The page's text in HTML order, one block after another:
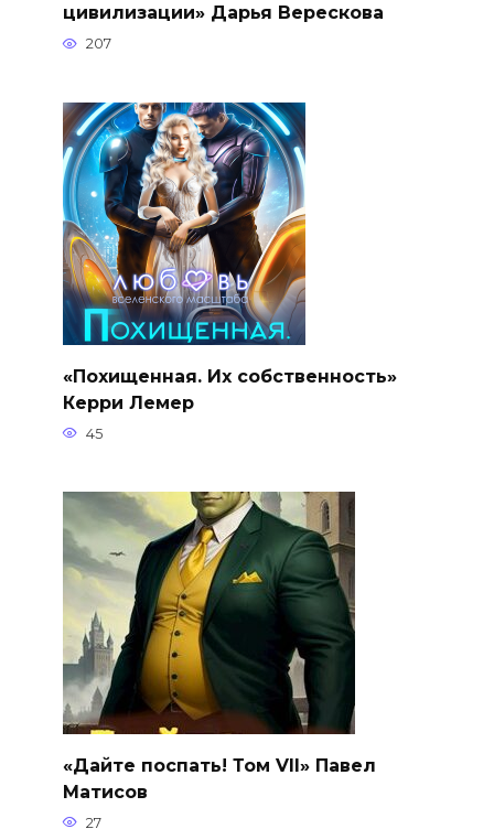
цивилизации» Дарья Верескова
207
«Похищенная. Их собственность»
Керри Лемер
45
«Дайте поспать! Том VII» Павел
Матисов
27